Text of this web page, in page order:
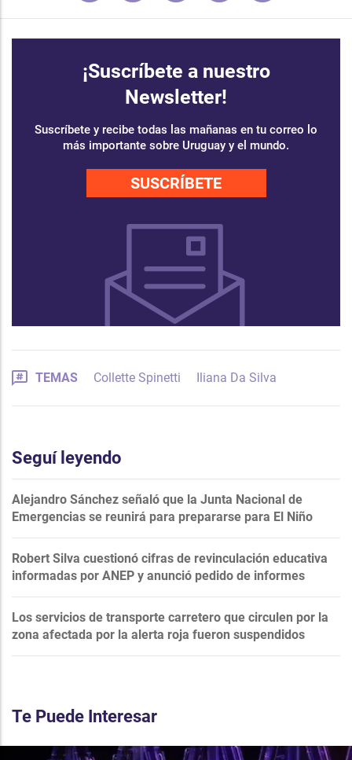
¡Suscríbete a nuestro
Newsletter!
Suscríbete y recibe todas las mañanas en tu correo lo
más importante sobre Uruguay y el mundo.
SUSCRÍBETE
TEMAS Collette Spinetti Iliana Da Silva
Seguí leyendo
Alejandro Sánchez señaló que la Junta Nacional de
Emergencias se reunirá para prepararse para El Niño
Robert Silva cuestionó cifras de revinculación educativa
informadas por ANEP y anunció pedido de informes
Los servicios de transporte carretero que circulen por la
zona afectada por la alerta roja fueron suspendidos
Te Puede Interesar